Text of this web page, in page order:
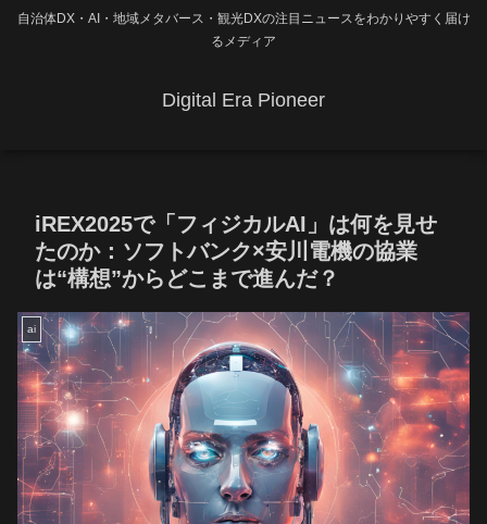
自治体DX・AI・地域メタバース・観光DXの注目ニュースをわかりやすく届け
るメディア
Digital Era Pioneer
iREX2025で「フィジカルAI」は何を見せ
たのか：ソフトバンク×安川電機の協業
は“構想”からどこまで進んだ？
ai